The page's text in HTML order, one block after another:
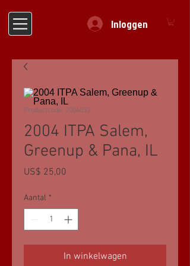
Inloggen
Productcode: 2004033
2004 ITPA Salem,
Greenup & Pana, IL
US$ 25,00
Aantal *
In winkelwagen